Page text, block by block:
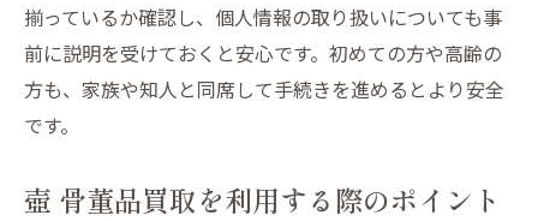
揃っているか確認し、個人情報の取り扱いについても事
前に説明を受けておくと安心です。初めての方や高齢の
方も、家族や知人と同席して手続きを進めるとより安全
です。
壺 骨董品買取を利用する際のポイント